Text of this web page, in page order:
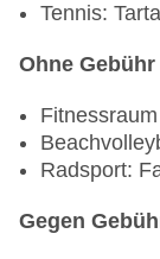
Tennis:
Ohne Gebühr
Fitnessraum
Radsport:
Gegen